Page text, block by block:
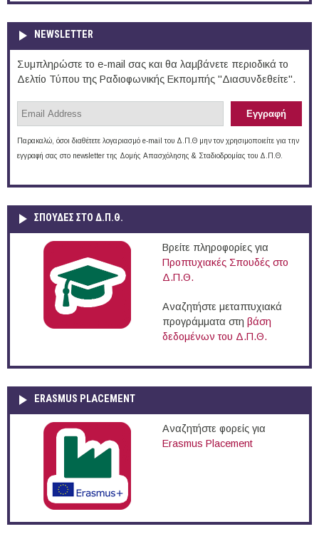
NEWSLETTER
Συμπληρώστε το e-mail σας και θα λαμβάνετε περιοδικά το
Δελτίο Τύπου της Ραδιοφωνικής Εκπομπής "Διασυνδεθείτε".
Παρακαλώ, όσοι διαθέτετε λογαριασμό e-mail του Δ.Π.Θ μην τον χρησιμοποιείτε για την
εγγραφή σας στο newsletter της Δομής Απασχόλησης & Σταδιοδρομίας του Δ.Π.Θ.
ΣΠΟΥΔΈΣ ΣΤΟ Δ.Π.Θ.
Βρείτε πληροφορίες για
Προπτυχιακές Σπουδές στο
Δ.Π.Θ.
Αναζητήστε μεταπτυχιακά
προγράμματα στη βάση
δεδομένων του Δ.Π.Θ.
ERASMUS PLACEMENT
Αναζητήστε φορείς για
Erasmus Placement